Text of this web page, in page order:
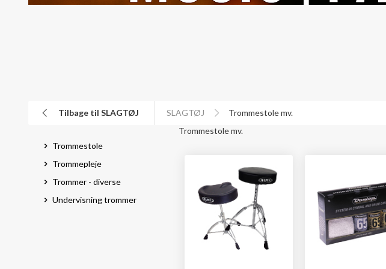
Tilbage til SLAGTØJ SLAGTØJ Trommestole mv.
Trommestole
Trommepleje
Trommer - diverse
Undervisning trommer
Trommestole mv.